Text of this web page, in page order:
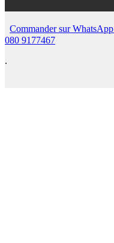
Commander sur WhatsApp
080 9177467
.